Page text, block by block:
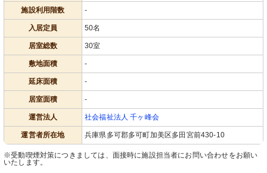
施設利用階数 -
入居定員 50名
居室総数 30室
敷地面積 -
延床面積 -
居室面積 -
運営法人 社会福祉法人 千ヶ峰会
運営者所在地 兵庫県多可郡多可町加美区多田宮前430-10
※受動喫煙対策につきましては、面接時に施設担当者にお問い合わせをお願い
いたします。